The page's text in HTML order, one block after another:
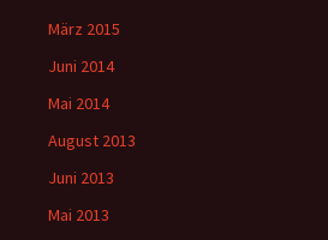
März 2015
Juni 2014
Mai 2014
August 2013
Juni 2013
Mai 2013